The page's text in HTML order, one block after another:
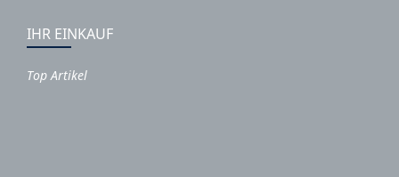
IHR EINKAUF
Top Artikel